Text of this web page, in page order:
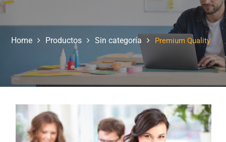
Home Productos Sin categoría Premium Quality